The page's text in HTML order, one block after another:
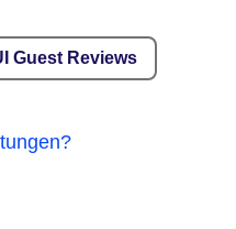
Guest Reviews